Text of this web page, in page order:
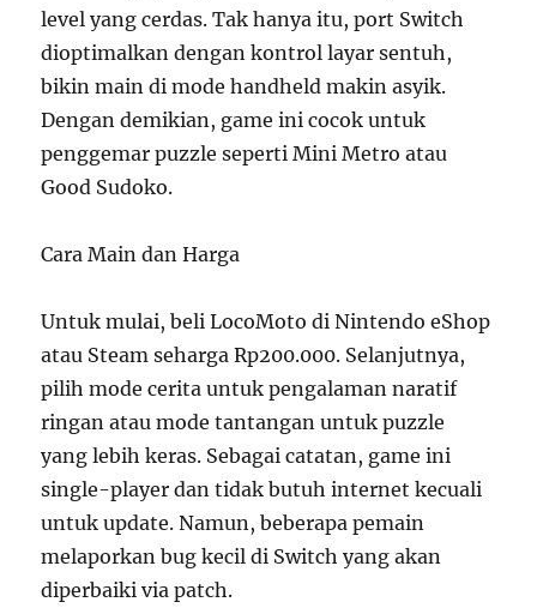
level yang cerdas. Tak hanya itu, port Switch
dioptimalkan dengan kontrol layar sentuh,
bikin main di mode handheld makin asyik.
Dengan demikian, game ini cocok untuk
penggemar puzzle seperti Mini Metro atau
Good Sudoko.
Cara Main dan Harga
Untuk mulai, beli LocoMoto di Nintendo eShop
atau Steam seharga Rp200.000. Selanjutnya,
pilih mode cerita untuk pengalaman naratif
ringan atau mode tantangan untuk puzzle
yang lebih keras. Sebagai catatan, game ini
single-player dan tidak butuh internet kecuali
untuk update. Namun, beberapa pemain
melaporkan bug kecil di Switch yang akan
diperbaiki via patch.